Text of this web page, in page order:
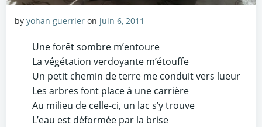
by yohan guerrier on juin 6, 2011
Une forêt sombre m’entoure
La végétation verdoyante m’étouffe
Un petit chemin de terre me conduit vers lueur
Les arbres font place à une carrière
Au milieu de celle-ci, un lac s’y trouve
L’eau est déformée par la brise